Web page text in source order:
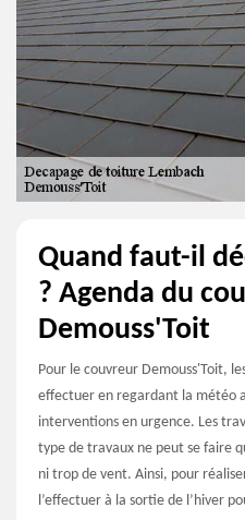
Quand faut-il
? Agenda du
Demouss'Toit
Pour le couvreur Demouss'Toit,
effectuer en regardant la météo
interventions en urgence. Les
type de travaux ne peut se faire
ni trop de vent. Ainsi, pour
l’effectuer à la sortie de l’hiver